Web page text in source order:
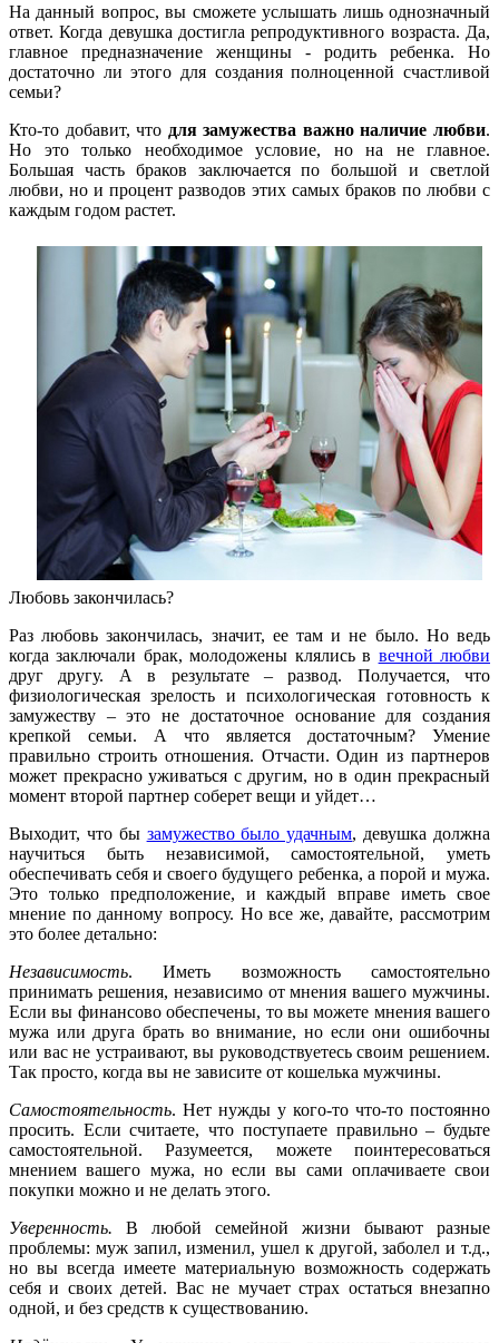
На данный вопрос, вы сможете услышать лишь однозначный
ответ. Когда девушка достигла репродуктивного возраста. Да,
главное предназначение женщины - родить ребенка. Но
достаточно ли этого для создания полноценной счастливой
семьи?
Кто-то добавит, что для замужества важно наличие любви.
Но это только необходимое условие, но на не главное.
Большая часть браков заключается по большой и светлой
любви, но и процент разводов этих самых браков по любви с
каждым годом растет.
Любовь закончилась?
Раз любовь закончилась, значит, ее там и не было. Но ведь
когда заключали брак, молодожены клялись в вечной любви
друг другу. А в результате – развод. Получается, что
физиологическая зрелость и психологическая готовность к
замужеству – это не достаточное основание для создания
крепкой семьи. А что является достаточным? Умение
правильно строить отношения. Отчасти. Один из партнеров
может прекрасно уживаться с другим, но в один прекрасный
момент второй партнер соберет вещи и уйдет…
Выходит, что бы замужество было удачным, девушка должна
научиться быть независимой, самостоятельной, уметь
обеспечивать себя и своего будущего ребенка, а порой и мужа.
Это только предположение, и каждый вправе иметь свое
мнение по данному вопросу. Но все же, давайте, рассмотрим
это более детально:
Независимость. Иметь возможность самостоятельно
принимать решения, независимо от мнения вашего мужчины.
Если вы финансово обеспечены, то вы можете мнения вашего
мужа или друга брать во внимание, но если они ошибочны
или вас не устраивают, вы руководствуетесь своим решением.
Так просто, когда вы не зависите от кошелька мужчины.
Самостоятельность. Нет нужды у кого-то что-то постоянно
просить. Если считаете, что поступаете правильно – будьте
самостоятельной. Разумеется, можете поинтересоваться
мнением вашего мужа, но если вы сами оплачиваете свои
покупки можно и не делать этого.
Уверенность. В любой семейной жизни бывают разные
проблемы: муж запил, изменил, ушел к другой, заболел и т.д.,
но вы всегда имеете материальную возможность содержать
себя и своих детей. Вас не мучает страх остаться внезапно
одной, и без средств к существованию.